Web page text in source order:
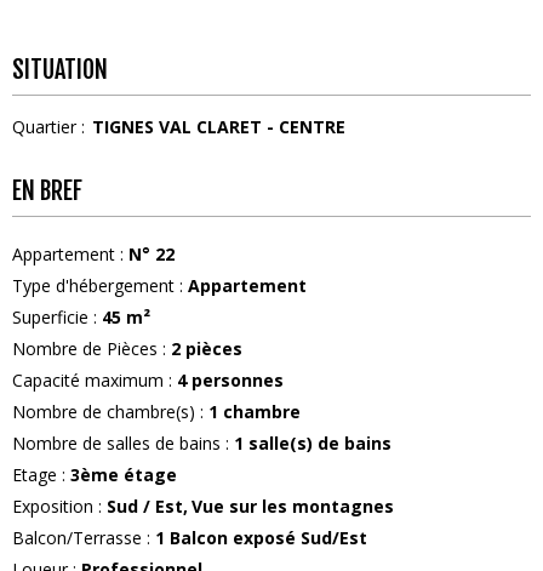
SITUATION
Quartier : TIGNES VAL CLARET - CENTRE
EN BREF
Appartement : N° 22
Type d'hébergement : Appartement
Superficie : 45 m²
Nombre de Pièces : 2 pièces
Capacité maximum : 4 personnes
Nombre de chambre(s) : 1 chambre
Nombre de salles de bains : 1 salle(s) de bains
Etage : 3ème étage
Exposition : Sud / Est Vue sur les montagnes
Balcon/Terrasse : 1 Balcon exposé Sud/Est